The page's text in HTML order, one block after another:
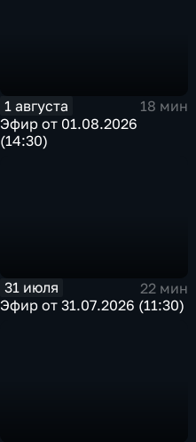
1 августа
18 мин
Эфир от 01.08.2026
(14:30)
31 июля
22 мин
Эфир от 31.07.2026 (11:30)